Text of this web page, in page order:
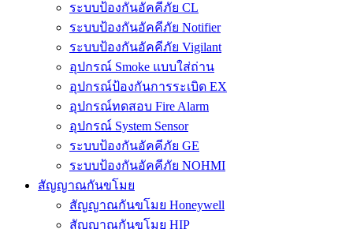
ระบบป้องกันอัคคีภัย CL
ระบบป้องกันอัคคีภัย Notifier
ระบบป้องกันอัคคีภัย Vigilant
อุปกรณ์ Smoke แบบใส่ถ่าน
อุปกรณ์ป้องกันการระเบิด EX
อุปกรณ์ทดสอบ Fire Alarm
อุปกรณ์ System Sensor
ระบบป้องกันอัคคีภัย GE
ระบบป้องกันอัคคีภัย NOHMI
สัญญาณกันขโมย
สัญญาณกันขโมย Honeywell
สัญญาณกันขโมย HIP